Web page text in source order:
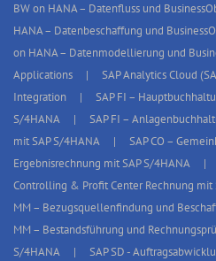
BW on HANA – Datenfluss und
HANA – Datenbeschaffung und
on HANA – Datenmodellierung und
Applications
SAP Analytics Cloud
Integration
SAP FI –
S/4HANA
SAP FI –
mit SAP S/4HANA
SAP CO –
Ergebnisrechnung mit SAP S/4HANA
Controlling & Profit Center Rechnung mit
MM – Bezugsquellenfindung und
MM – Bestandsführung und
S/4HANA
SAP SD -